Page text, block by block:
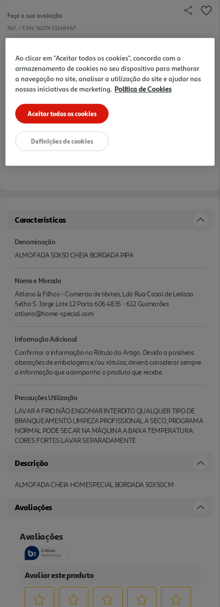
Faça a sua avaliação
Ref. / EAN: 5607433148467
9,99 €
Notas de preparação
Características
Denominação
ALMOFADA 50X50 CHEIA BORDADA PIPA
Nome e Morada
Atilano & Filhos - Comercio de têxteis, Lda Rua Casal de Ledoso
Selho S. Jorge Lote 12 Porta 606 4835 - 612 Guimarães
atilano@home-special.com
Informação Adicional
Confirmar a informação no Rótulo do Artigo. Devido a possíveis
alterações de embalagens e/ou rótulos, deverá considerar sempre
a informação que acompanha o produto que recebe.
Precauções Utilização
LAVAR A FRIO NÃO ENGOMAR INTERDITO QUALQUER TIPO DE
BRANQUEAMENTO LIMPEZA PROFISSIONAL A SECO, PROGRAMA
NORMAL PODE SECAR NA MÁQUINA A BAIXA TEMPERATURA
CORES FORTES LAVAR SEPARADAMENTE
Descrição
ALMOFADA CHEIA HOMESPECIAL BORDADA 50X50CM
Avaliações
Ao clicar em "Aceitar todos os cookies", concorda com o
armazenamento de cookies no seu dispositivo para melhorar
a navegação no site, analisar a utilização do site e ajudar nas
nossas iniciativas de marketing. Política de Cookies
Aceitar todos os cookies
Definições de cookies